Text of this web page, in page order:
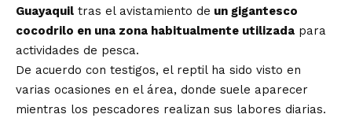
Guayaquil tras el avistamiento de un gigantesco
cocodrilo en una zona habitualmente utilizada para
actividades de pesca.
De acuerdo con testigos, el reptil ha sido visto en
varias ocasiones en el área, donde suele aparecer
mientras los pescadores realizan sus labores diarias.